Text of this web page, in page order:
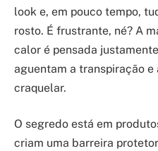
look e, em pouco tempo,
rosto. É frustrante, né? A
calor é pensada
aguentam a transpiração
craquelar.
O segredo está em
criam uma barreira